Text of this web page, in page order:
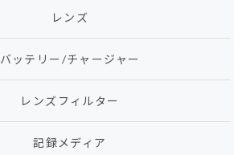
レンズ
バッテリー/チャージャー
レンズフィルター
記録メディア